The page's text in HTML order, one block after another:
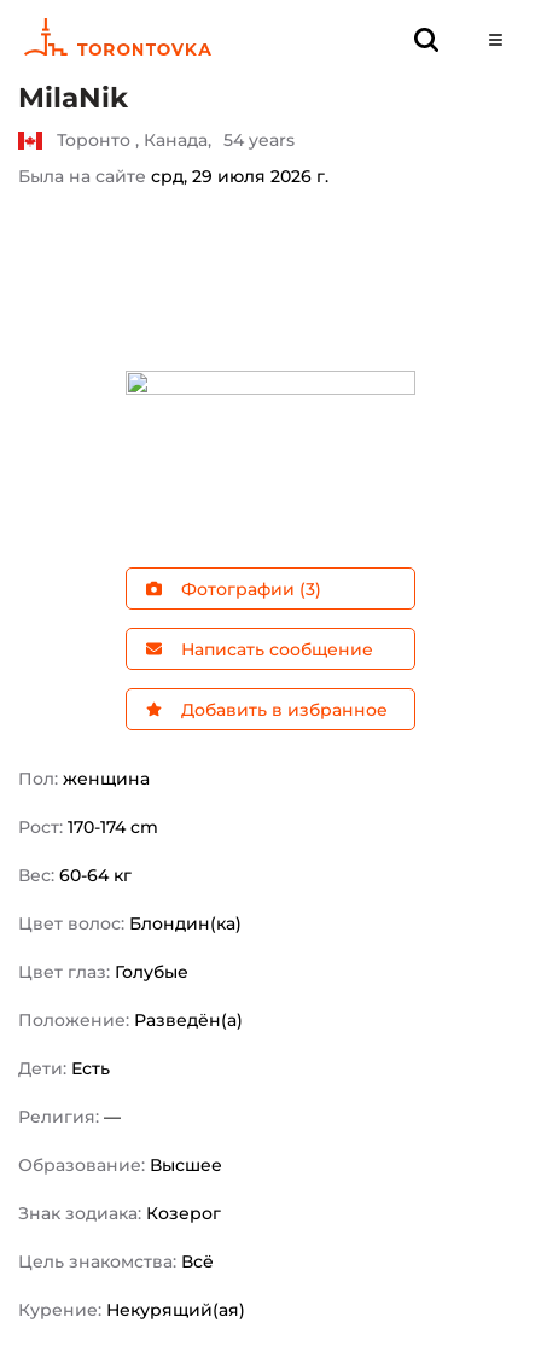
MilaNik
Торонто , Канада, 54 years
Была на сайте срд, 29 июля 2026 г.
Фотографии (3)
Написать сообщение
Добавить в избранное
Пол: женщина
Рост: 170-174 cm
Вес: 60-64 кг
Цвет волос: Блондин(ка)
Цвет глаз: Голубые
Положение: Разведён(а)
Дети: Есть
Религия: —
Образование: Высшее
Знак зодиака: Козерог
Цель знакомства: Всё
Курение: Некурящий(ая)